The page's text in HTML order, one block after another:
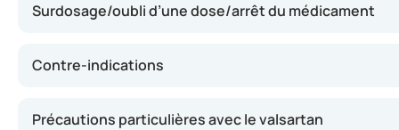
Surdosage/oubli d’une dose/arrêt du médicament
Contre-indications
Précautions particulières avec le valsartan